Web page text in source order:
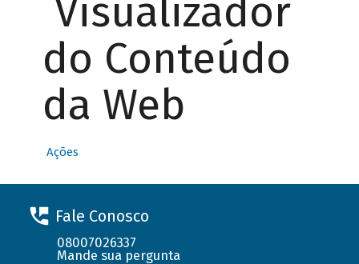
Visualizador
do Conteúdo
da Web
Ações
Fale Conosco
08007026337
Mande sua pergunta